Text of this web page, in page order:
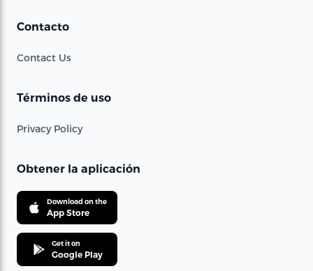
Contacto
Contact Us
Términos de uso
Privacy Policy
Obtener la aplicación
Download on the
App Store
Get it on
Google Play